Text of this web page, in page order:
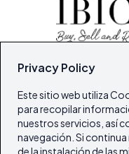
Privacy Policy
Este sitio web utiliza
para recopilar
nuestros servicios, así
navegación. Si
de la instalación de las
Portal